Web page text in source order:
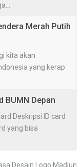
Merah Putih
kita akan
yang kerap
BUMN Depan
Deskripsi ID card
yang bisa
Desain Logo Madiun